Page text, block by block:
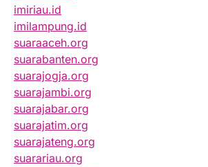
imiriau.id
imilampung.id
suaraaceh.org
suarabanten.org
suarajogja.org
suarajambi.org
suarajabar.org
suarajatim.org
suarajateng.org
suarariau.org